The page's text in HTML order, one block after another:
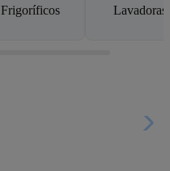
Frigoríficos Lavadoras